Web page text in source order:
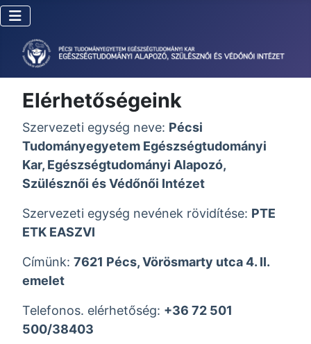
Elérhetőségeink
Szervezeti egység neve: Pécsi
Tudományegyetem Egészségtudományi
Kar, Egészségtudományi Alapozó,
Szülésznői és Védőnői Intézet
Szervezeti egység nevének rövidítése: PTE
ETK EASZVI
Címünk: 7621 Pécs, Vörösmarty utca 4. II.
emelet
Telefonos. elérhetőség: +36 72 501
500/38403